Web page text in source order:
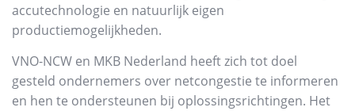
accutechnologie en natuurlijk eigen
productiemogelijkheden.
VNO-NCW en MKB Nederland heeft zich tot doel
gesteld ondernemers over netcongestie te informeren
en hen te ondersteunen bij oplossingsrichtingen. Het